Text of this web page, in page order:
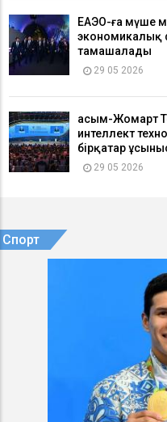
ЕАЭО-ға мүше
экономикалық
тамашалады
29 05 2026
Қасым-Жомарт
интеллект
бірқатар
29 05 2026
Спорт